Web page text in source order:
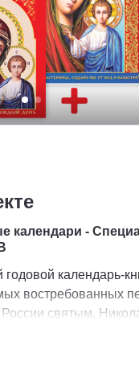
календари -
календарь-
востребованных
святым,